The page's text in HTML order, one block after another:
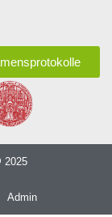
2025
Admin